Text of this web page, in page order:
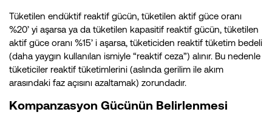
Tüketilen endüktif reaktif gücün, tüketilen aktif güce oranı
%20’ yi aşarsa ya da tüketilen kapasitif reaktif gücün, tüketilen
aktif güce oranı %15’ i aşarsa, tüketiciden reaktif tüketim bedeli
(daha yaygın kullanılan ismiyle “reaktif ceza”) alınır. Bu nedenle
tüketiciler reaktif tüketimlerini (aslında gerilim ile akım
arasındaki faz açısını azaltamak) zorundadır.
Kompanzasyon Gücünün Belirlenmesi